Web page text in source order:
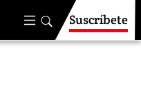
Suscríbete